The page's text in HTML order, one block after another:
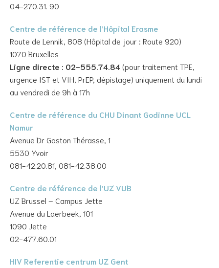
04-270.31. 90
Centre de référence de l’Hôpital Erasme
Route de Lennik, 808 (Hôpital de jour : Route 920)
1070 Bruxelles
Ligne directe : 02-555.74.84(pour traitement TPE,
urgence IST et VIH, PrEP, dépistage) uniquement du lundi
au vendredi de 9h à 17h
Centre de référence du CHU Dinant Godinne UCL
Namur
Avenue Dr Gaston Thérasse, 1
5530 Yvoir
081-42.20.81, 081-42.38.00
Centre de référence de l’UZ VUB
UZ Brussel – Campus Jette
Avenue du Laerbeek, 101
1090 Jette
02-477.60.01
HIV Referentie centrum UZ Gent